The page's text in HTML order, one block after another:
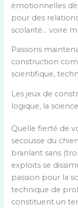
émotionnelles
pour des
scolarité… voire
Passons
construction
scientifique,
Les jeux de
logique, la
Quelle fierté de
secousse du
branlant sans
exploits se
passion pour la
technique de
constituent un